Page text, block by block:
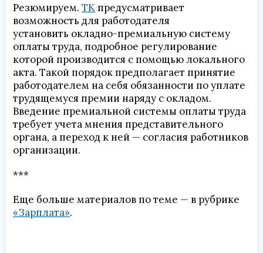
Резюмируем. ТК предусматривает
возможность для работодателя
установить окладно-премиальную систему
оплаты труда, подробное регулирование
которой производится с помощью локального
акта. Такой порядок предполагает принятие
работодателем на себя обязанности по уплате
трудящемуся премии наряду с окладом.
Введение премиальной системы оплаты труда
требует учета мнения представительного
органа, а переход к ней — согласия работников
организации.
***
Еще больше материалов по теме — в рубрике
«Зарплата».